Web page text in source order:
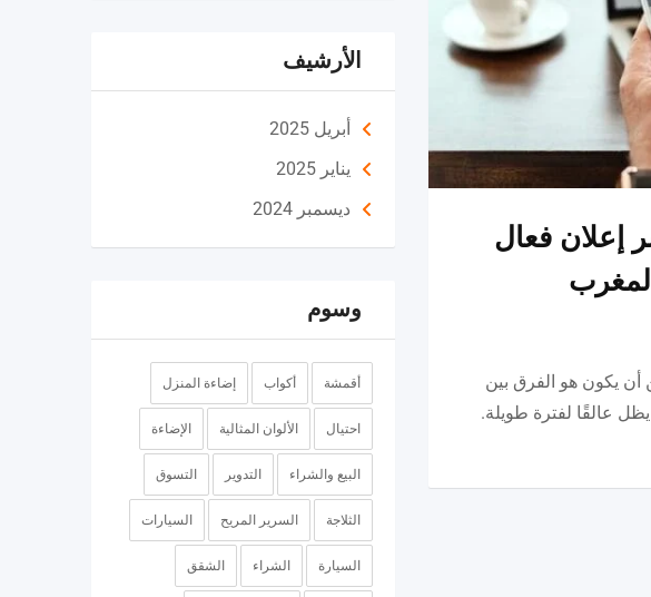
إعلان فعال
أن يكون هو الفرق بين
عالقًا لفترة طويلة.
الأرشيف
أبريل 2025
يناير 2025
ديسمبر 2024
وسوم
أقمشة أكواب إضاءة المنزل
احتيال الألوان المثالية الإضاءة
البيع والشراء التدوير التسوق
الثلاجة السرير المريح السيارات
السيارة الشراء الشقق